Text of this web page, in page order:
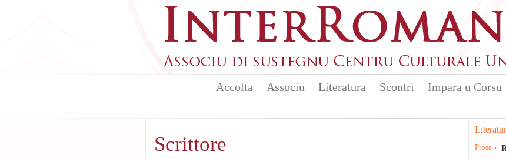
Accolta Associu Literatura Scontri Impara u Corsu
Scrittore Prosa